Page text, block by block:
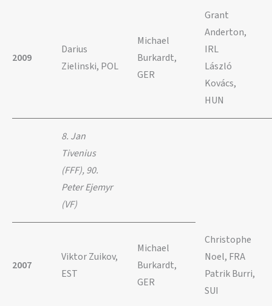
2009
Darius
Zielinski, POL
Michael
Burkardt,
GER
Grant
Anderton,
IRL
László
Kovács,
HUN
8. Jan
Tivenius
(FFF), 90.
Peter Ejemyr
(VF)
2007
Viktor Zuikov,
EST
Michael
Burkardt,
GER
Christophe
Noel, FRA
Patrik Burri,
SUI